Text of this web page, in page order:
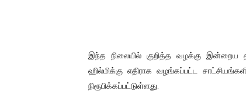
தியாகதீபம் லெப்.கேணல்
ஐ.நா முன்றலில் சீரற்ற
இந்த நிலையில் குறித்த வழக்கு இன்றைய
ஹில்மிக்கு எதிராக வழங்கப்பட்ட
நிரூபிக்கப்பட்டுள்ளது.